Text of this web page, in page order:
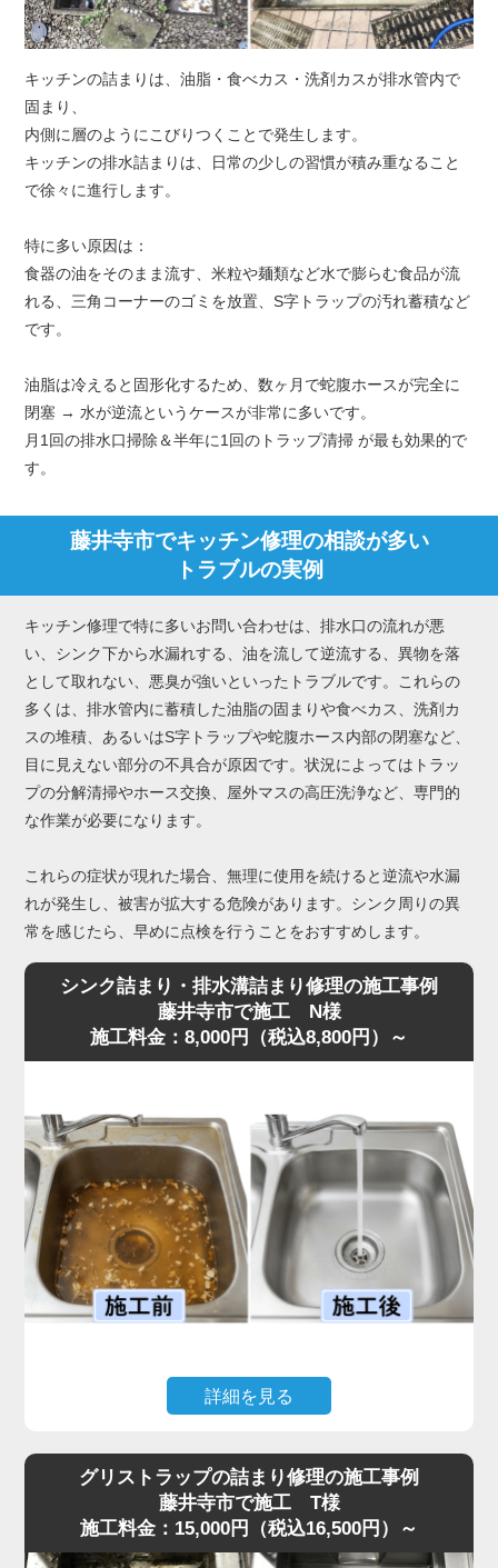
キッチンの詰まりは、油脂・食べカス・洗剤カスが排水管内で
固まり、
内側に層のようにこびりつくことで発生します。
キッチンの排水詰まりは、日常の少しの習慣が積み重なること
で徐々に進行します。
特に多い原因は：
食器の油をそのまま流す、米粒や麺類など水で膨らむ食品が流
れる、三角コーナーのゴミを放置、S字トラップの汚れ蓄積など
です。
油脂は冷えると固形化するため、数ヶ月で蛇腹ホースが完全に
閉塞 → 水が逆流というケースが非常に多いです。
月1回の排水口掃除＆半年に1回のトラップ清掃 が最も効果的で
す。
藤井寺市でキッチン修理の相談が多い
トラブルの実例
キッチン修理で特に多いお問い合わせは、排水口の流れが悪
い、シンク下から水漏れする、油を流して逆流する、異物を落
として取れない、悪臭が強いといったトラブルです。これらの
多くは、排水管内に蓄積した油脂の固まりや食べカス、洗剤カ
スの堆積、あるいはS字トラップや蛇腹ホース内部の閉塞など、
目に見えない部分の不具合が原因です。状況によってはトラッ
プの分解清掃やホース交換、屋外マスの高圧洗浄など、専門的
な作業が必要になります。
これらの症状が現れた場合、無理に使用を続けると逆流や水漏
れが発生し、被害が拡大する危険があります。シンク周りの異
常を感じたら、早めに点検を行うことをおすすめします。
シンク詰まり・排水溝詰まり修理の施工事例
藤井寺市で施工 N様
施工料金：8,000円（税込8,800円）～
詳細を見る
ことで排水がまったく流れなくなり、シンクに汚水が逆流
してくる状態でした。
現場を確認すると、排水管内に油脂が厚い層となって固着
しており、S字トラップの内部がほぼ完全に塞がっていま
グリストラップの詰まり修理の施工事例
藤井寺市で施工 T様
施工料金：15,000円（税込16,500円）～